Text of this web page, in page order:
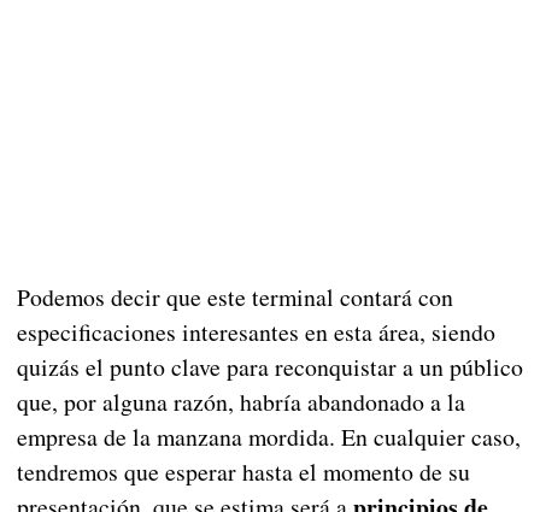
Podemos decir que este terminal contará con
especificaciones interesantes en esta área, siendo
quizás el punto clave para reconquistar a un público
que, por alguna razón, habría abandonado a la
empresa de la manzana mordida. En cualquier caso,
tendremos que esperar hasta el momento de su